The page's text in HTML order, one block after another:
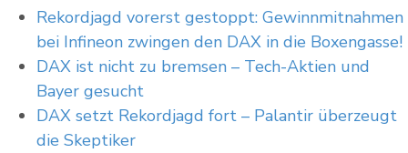
Rekordjagd vorerst gestoppt: Gewinnmitnahmen
bei Infineon zwingen den DAX in die Boxengasse!
DAX ist nicht zu bremsen – Tech-Aktien und
Bayer gesucht
DAX setzt Rekordjagd fort – Palantir überzeugt
die Skeptiker